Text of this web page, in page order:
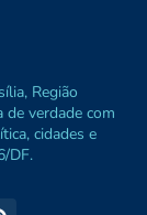
Região
verdade com
cidades e
DF.